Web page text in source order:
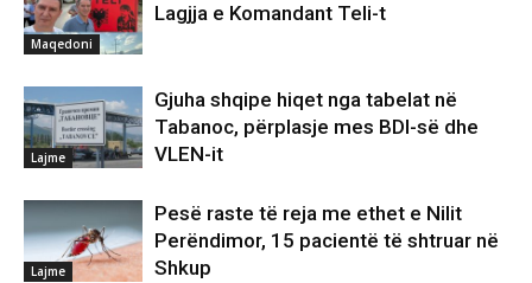
Maqedoni
Lagjja e Komandant Teli-t
Lajme
Gjuha shqipe hiqet nga tabelat në
Tabanoc, përplasje mes BDI-së dhe
VLEN-it
Lajme
Pesë raste të reja me ethet e Nilit
Perëndimor, 15 pacientë të shtruar në
Shkup